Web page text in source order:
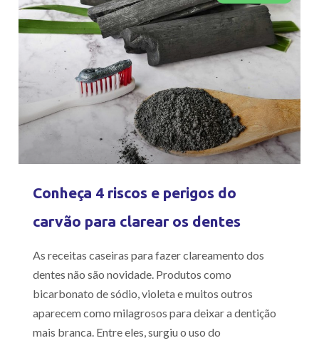
Conheça 4 riscos e perigos do
carvão para clarear os dentes
As receitas caseiras para fazer clareamento dos
dentes não são novidade. Produtos como
bicarbonato de sódio, violeta e muitos outros
aparecem como milagrosos para deixar a dentição
mais branca. Entre eles, surgiu o uso do